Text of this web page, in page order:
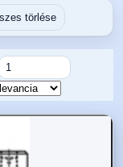
törlése